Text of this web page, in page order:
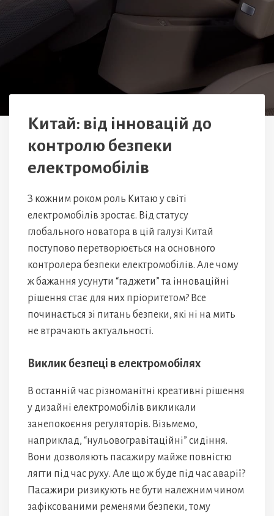
Китай: від інновацій до
контролю безпеки
електромобілів
З кожним роком роль Китаю у світі
електромобілів зростає. Від статусу
глобального новатора в цій галузі Китай
поступово перетворюється на основного
контролера безпеки електромобілів. Але чому
ж бажання усунути “гаджети” та інноваційні
рішення стає для них пріоритетом? Все
починається зі питань безпеки, які ні на мить
не втрачають актуальності.
Виклик безпеці в електромобілях
В останній час різноманітні креативні рішення
у дизайні електромобілів викликали
занепокоєння регуляторів. Візьмемо,
наприклад, “нульовогравітаційні” сидіння.
Вони дозволяють пасажиру майже повністю
лягти під час руху. Але що ж буде під час аварії?
Пасажири ризикують не бути належним чином
зафіксованими ременями безпеки, тому